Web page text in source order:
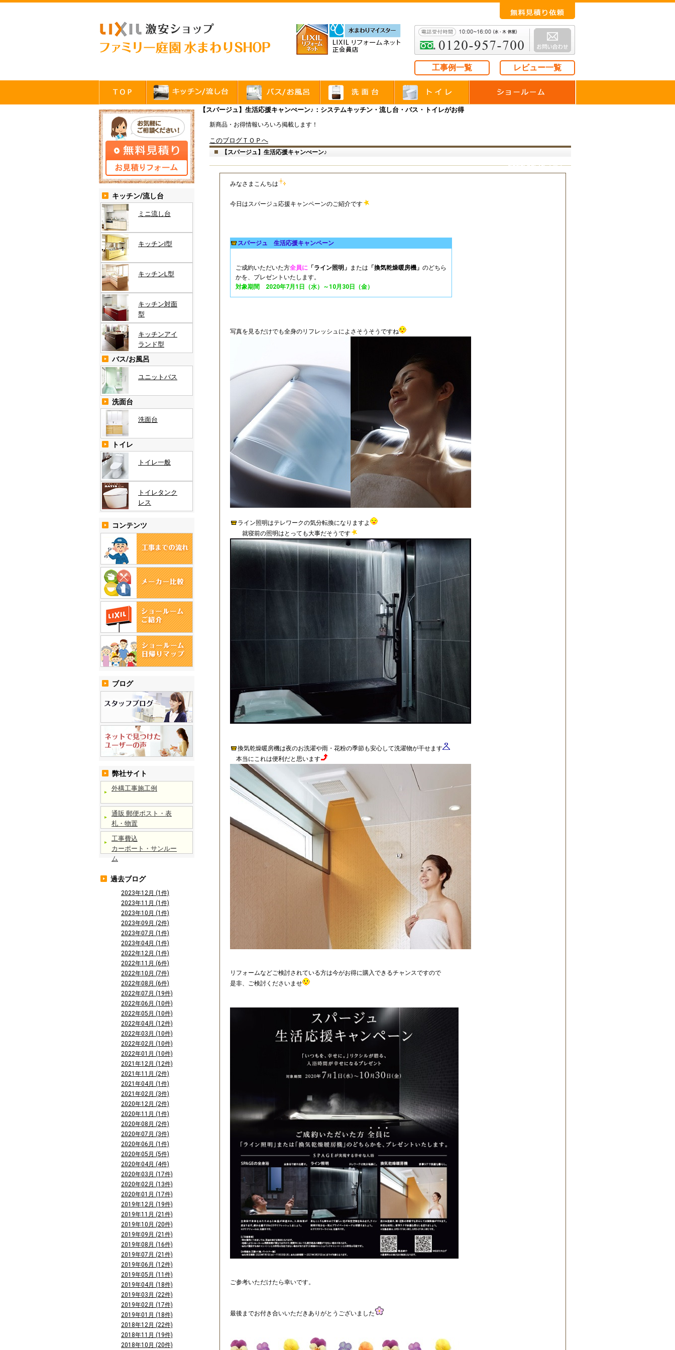
【スパージュ】生活応援キャンぺーン♪：システムキッチン・流し台・バス・トイレがお得
工事例一覧 レビュー一覧
新商品・お得情報いろいろ掲載します！
このブログＴＯＰへ
【スパージュ】生活応援キャンぺーン♪
2020/06/12（金）
みなさまこんちは
今日はスパージュ応援キャンペーンのご紹介です
スパージュ 生活応援キャンペーン
ご成約いただいた方全員に 「ライン照明」 または 「換気乾燥暖房機」 のどちら
かを、プレゼントいたします。
対象期間 2020年7月1日（水）～10月30日（金）
写真を見るだけでも全身のリフレッシュによさそうそうですね
ライン照明はテレワークの気分転換になりますよ
就寝前の照明はとっても大事だそうです
換気乾燥暖房機は夜のお洗濯や雨・花粉の季節も安心して洗濯物が干せます
本当にこれは便利だと思います
リフォームなどご検討されている方は今がお得に購入できるチャンスですので
是非、ご検討くださいませ
ご参考いただけたら幸いです。
最後までお付き合いいただきありがとうございました
キッチン/流し台
ミニ流し台
キッチンI型
キッチンL型
キッチン対面
型
キッチンアイ
ランド型
バス/お風呂
ユニットバス
洗面台
洗面台
トイレ
トイレ一般
トイレタンク
レス
コンテンツ
ブログ
弊社サイト
外構工事施工例
通販 郵便ポスト・表
札・物置
工事費込
カーポート・サンルー
ム
過去ブログ
2023年12月 (1件)
2023年11月 (1件)
2023年10月 (1件)
2023年09月 (2件)
2023年07月 (1件)
2023年04月 (1件)
2022年12月 (1件)
2022年11月 (6件)
2022年10月 (7件)
2022年08月 (6件)
2022年07月 (19件)
2022年06月 (10件)
2022年05月 (10件)
2022年04月 (12件)
2022年03月 (10件)
2022年02月 (10件)
2022年01月 (10件)
2021年12月 (12件)
2021年11月 (2件)
2021年04月 (1件)
2021年02月 (3件)
2020年12月 (2件)
2020年11月 (1件)
2020年08月 (2件)
2020年07月 (3件)
2020年06月 (1件)
2020年05月 (5件)
2020年04月 (4件)
2020年03月 (17件)
2020年02月 (13件)
2020年01月 (17件)
2019年12月 (19件)
2019年11月 (21件)
2019年10月 (20件)
2019年09月 (21件)
2019年08月 (16件)
2019年07月 (21件)
2019年06月 (12件)
2019年05月 (11件)
2019年04月 (18件)
2019年03月 (22件)
2019年02月 (17件)
2019年01月 (18件)
2018年12月 (22件)
2018年11月 (19件)
2018年10月 (20件)